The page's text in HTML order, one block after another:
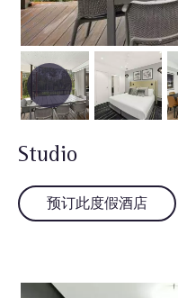
Studio
预订此度假酒店